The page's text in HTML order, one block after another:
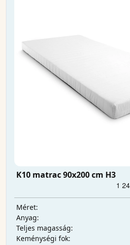
K10 matrac 90x200 cm H3
Méret:
Anyag:
Teljes magasság:
Keménységi fok: